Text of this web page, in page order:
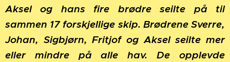
Aksel og hans fire brødre seilte på til
sammen 17 forskjellige skip. Brødrene Sverre,
Johan, Sigbjørn, Fritjof og Akselseilte mer
eller mindre på alle hav. De opplevde